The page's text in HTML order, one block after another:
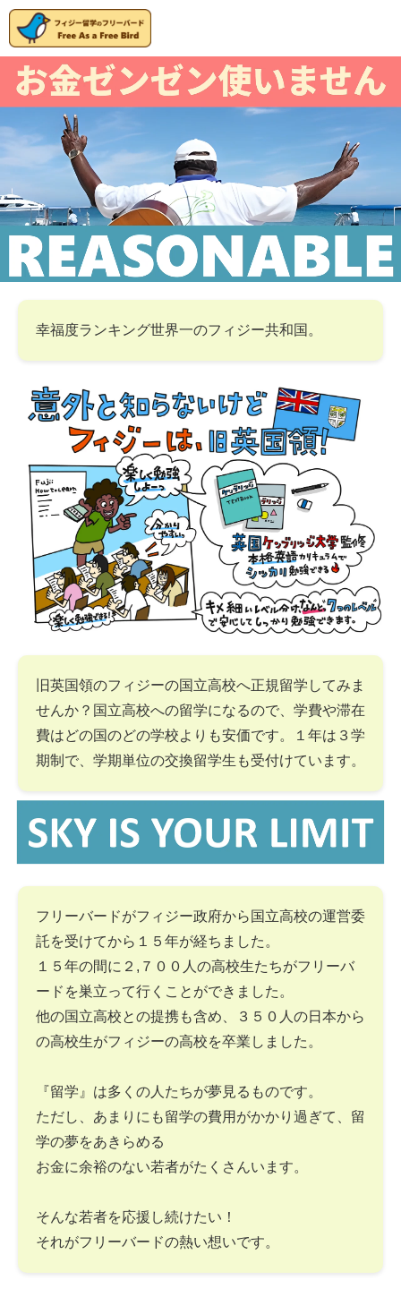
幸福度ランキング世界一のフィジー共和国。
旧英国領のフィジーの国立高校へ正規留学してみま
せんか？国立高校への留学になるので、学費や滞在
費はどの国のどの学校よりも安価です。１年は３学
期制で、学期単位の交換留学生も受付けています。
フリーバードがフィジー政府から国立高校の運営委
託を受けてから１５年が経ちました。
１５年の間に２,７００人の高校生たちがフリーバ
ードを巣立って行くことができました。
他の国立高校との提携も含め、３５０人の日本から
の高校生がフィジーの高校を卒業しました。
『留学』は多くの人たちが夢見るものです。
ただし、あまりにも留学の費用がかかり過ぎて、留
学の夢をあきらめる
お金に余裕のない若者がたくさんいます。
そんな若者を応援し続けたい！
それがフリーバードの熱い想いです。